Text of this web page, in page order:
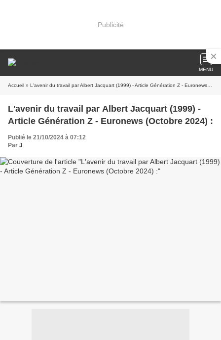
Publicité
MENU
Accueil » L'avenir du travail par Albert Jacquart (1999) - Article Génération Z - Euronews (Octobre 2024) :
L'avenir du travail par Albert Jacquart (1999) -
Article Génération Z - Euronews (Octobre 2024) :
Publié le 21/10/2024 à 07:12
Par J